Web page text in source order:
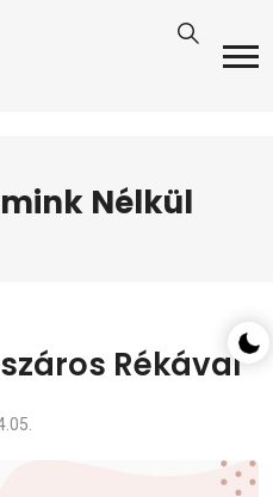
Nélkül
Rékával